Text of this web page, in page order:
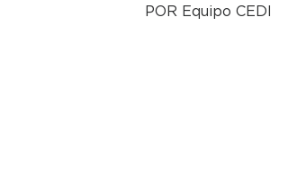
POR Equipo CEDI